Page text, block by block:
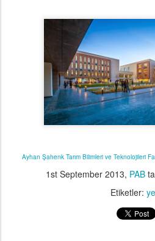
Ayhan Şahenk Tarım Bilimleri ve Teknolojileri
1st September 2013, PAB
Etiketler: